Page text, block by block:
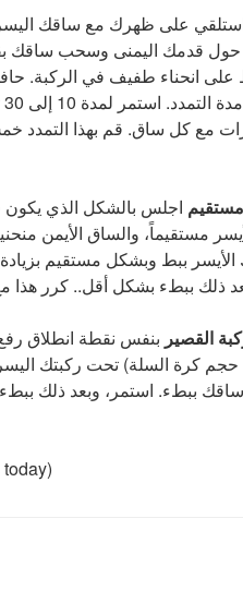
على ظهرك مع ساقك
قدمك اليمنى وسحب ساقك
على انحناء طفيف في الركبة.
مرات مع كل ساق. قم بهذا
اجلس بالشكل الذي
مستقيماً، والساق الأيمن
القصير بنفس نقطة انطلاق
حجم كرة السلة) تحت ركبتك
ساقك ببطء. استمر، وبعد ذلك